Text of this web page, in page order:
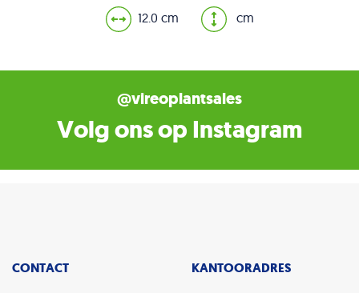
12.0 cm cm
@vireoplantsales
Volg ons op Instagram
CONTACT KANTOORADRES